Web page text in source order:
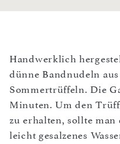
Handwerklich
dünne Bandnudeln
Sommertrüffeln. Die
Minuten. Um den
zu erhalten, sollte man
leicht gesalzenes